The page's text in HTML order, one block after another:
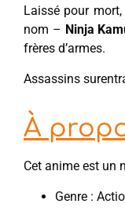
Laissé pour
nom – Ninja
frères d’armes.
Assassins
À
Cet anime est un
Genre :